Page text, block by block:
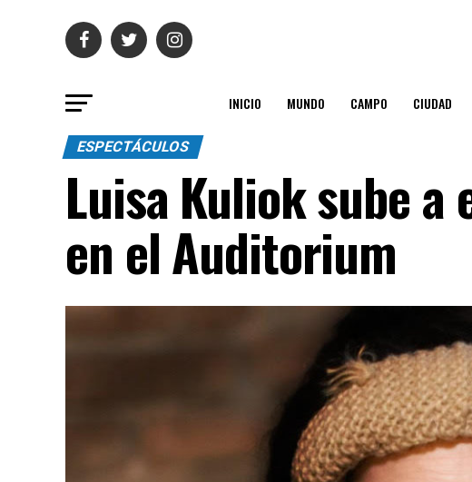
INICIO MUNDO CAMPO CIUDAD
ESPECTÁCULOS
Luisa Kuliok sube a
en el Auditorium